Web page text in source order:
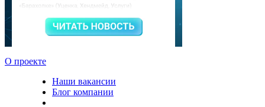
О проекте
Наши вакансии
Блог компании